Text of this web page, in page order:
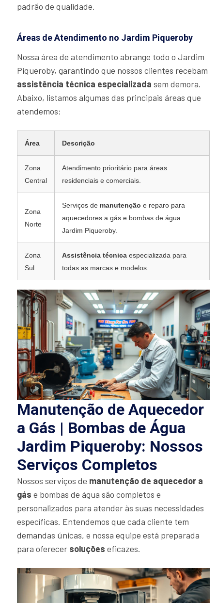
padrão de qualidade.
Áreas de Atendimento no Jardim Piqueroby
Nossa área de atendimento abrange todo o Jardim
Piqueroby, garantindo que nossos clientes recebam
assistência técnica especializada sem demora.
Abaixo, listamos algumas das principais áreas que
atendemos:
Área Descrição
Zona
Central
Atendimento prioritário para áreas
residenciais e comerciais.
Zona
Norte
Serviços de manutenção e reparo para
aquecedores a gás e bombas de água
Jardim Piqueroby.
Zona
Sul
Assistência técnica especializada para
todas as marcas e modelos.
Manutenção de Aquecedor
a Gás | Bombas de Água
Jardim Piqueroby: Nossos
Serviços Completos
Nossos serviços de manutenção de aquecedor a
gás e bombas de água são completos e
personalizados para atender às suas necessidades
específicas. Entendemos que cada cliente tem
demandas únicas, e nossa equipe está preparada
para oferecer soluções eficazes.